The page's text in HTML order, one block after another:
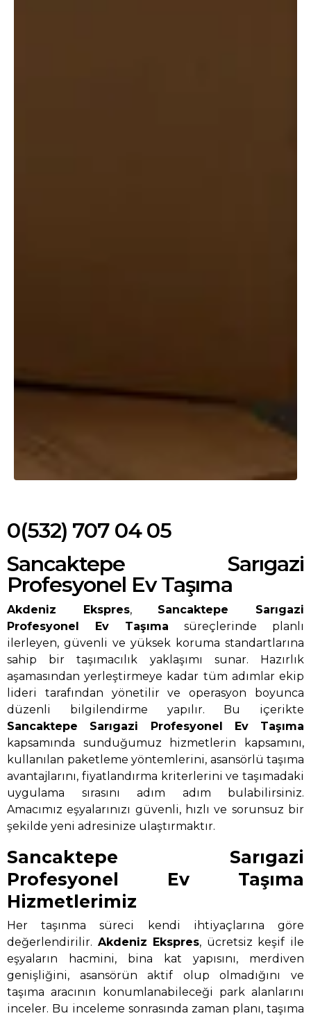
0(532) 707 04 05
Sancaktepe Sarıgazi
Profesyonel Ev Taşıma
Akdeniz Ekspres, Sancaktepe Sarıgazi
Profesyonel Ev Taşıma süreçlerinde planlı
ilerleyen, güvenli ve yüksek koruma standartlarına
sahip bir taşımacılık yaklaşımı sunar. Hazırlık
aşamasından yerleştirmeye kadar tüm adımlar ekip
lideri tarafından yönetilir ve operasyon boyunca
düzenli bilgilendirme yapılır. Bu içerikte
Sancaktepe Sarıgazi Profesyonel Ev Taşıma
kapsamında sunduğumuz hizmetlerin kapsamını,
kullanılan paketleme yöntemlerini, asansörlü taşıma
avantajlarını, fiyatlandırma kriterlerini ve taşımadaki
uygulama sırasını adım adım bulabilirsiniz.
Amacımız eşyalarınızı güvenli, hızlı ve sorunsuz bir
şekilde yeni adresinize ulaştırmaktır.
Sancaktepe Sarıgazi
Profesyonel Ev Taşıma
Hizmetlerimiz
Her taşınma süreci kendi ihtiyaçlarına göre
değerlendirilir. Akdeniz Ekspres, ücretsiz keşif ile
eşyaların hacmini, bina kat yapısını, merdiven
genişliğini, asansörün aktif olup olmadığını ve
taşıma aracının konumlanabileceği park alanlarını
inceler. Bu inceleme sonrasında zaman planı, taşıma